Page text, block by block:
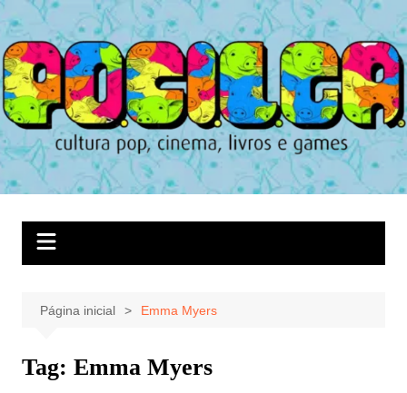
Ir
para
o
conteúdo
Página inicial Emma Myers
Tag: Emma Myers